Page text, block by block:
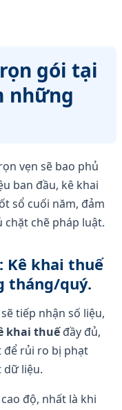
gói tại
những
vẹn sẽ bao phủ
ban đầu, kê khai
sổ cuối năm, đảm
chặt chẽ pháp luật.
Kê khai thuế
tháng/quý.
tiếp nhận số liệu,
khai thuếđầy đủ,
để rủi ro bị phạt
dữ liệu.
độ, nhất là khi